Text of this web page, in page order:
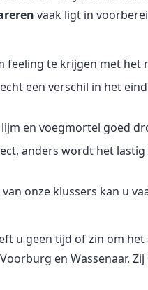
vaak ligt in
te krijgen met het
een verschil in het
en voegmortel goed
anders wordt het
onze klussers kan u
u geen tijd of zin om het
en Wassenaar.